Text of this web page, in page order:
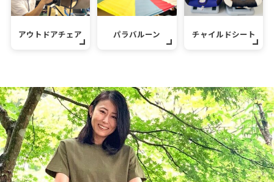
アウトドアチェア パラバルーン チャイルドシート